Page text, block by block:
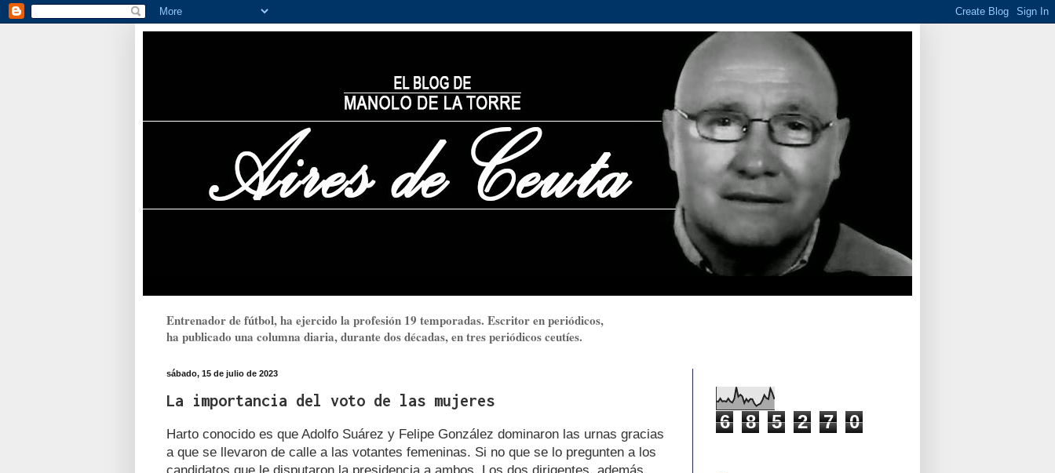
Entrenador de fútbol, ha ejercido la profesión 19 temporadas. Escritor en periódicos,
ha publicado una columna diaria, durante dos décadas, en tres periódicos ceutíes.
sábado, 15 de julio de 2023
La importancia del voto de las mujeres
Harto conocido es que Adolfo Suárez y Felipe González dominaron las urnas gracias
a que se llevaron de calle a las votantes femeninas. Si no que se lo pregunten a los
candidatos que le disputaron la presidencia a ambos. Los dos dirigentes, además,
6 8 5 2 7 0